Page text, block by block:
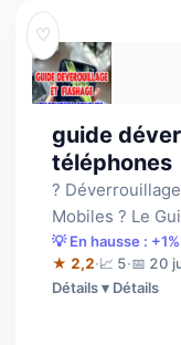
♡
guide
téléphones
?
Mobiles ? Le
déverrouiller
&…
💡 En hausse :
★ 2,2·📈 5·📅 20
Détails